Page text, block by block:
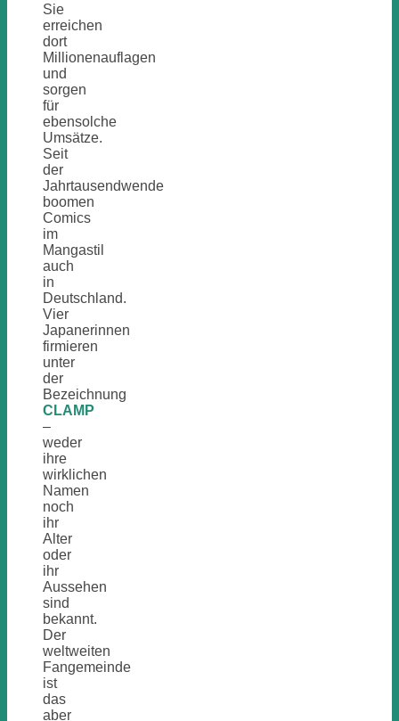
Sie
erreichen
dort
Millionenauflagen
und
sorgen
für
ebensolche
Umsätze.
Seit
der
Jahrtausendwende
boomen
Comics
im
Mangastil
auch
in
Deutschland.
Vier
Japanerinnen
firmieren
unter
der
Bezeichnung
CLAMP
–
weder
ihre
wirklichen
Namen
noch
ihr
Alter
oder
ihr
Aussehen
sind
bekannt.
Der
weltweiten
Fangemeinde
ist
das
aber